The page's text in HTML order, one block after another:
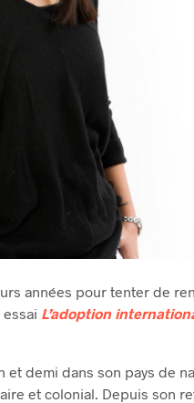
années pour tenter de
L’adoption
demi dans son pays de
et colonial. Depuis son